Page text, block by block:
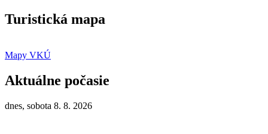
Turistická mapa
Mapy VKÚ
Aktuálne počasie
dnes, sobota 8. 8. 2026